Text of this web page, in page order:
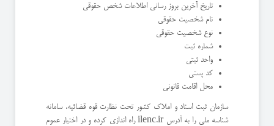
تاریخ آخرین بروز رسانی اطلاعات شخص حقوقی
نام شخصیت حقوقی
نوع شخصیت حقوقی
شماره ثبت
واحد ثبتی
کد پستی
محل اقامت قانونی
سازمان ثبت اسناد و املاک کشور تحت نظارت قوه قضائیه، سامانه
شناسه ملی را به آدرس ilenc.ir راه اندازی کرده و در اختیار عموم